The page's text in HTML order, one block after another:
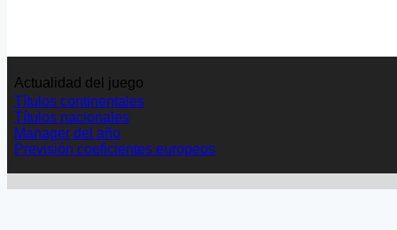
Actualidad del juego
Títulos continentales
Títulos nacionales
Manager del año
Previsión coeficientes europeos